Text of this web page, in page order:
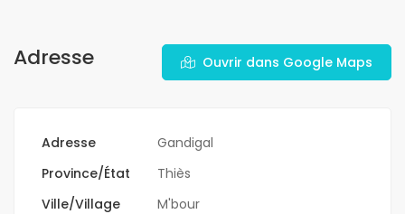
Adresse Ouvrir dans Google Maps
Adresse
Gandigal
Province/État
Thiès
Ville/Village
M'bour